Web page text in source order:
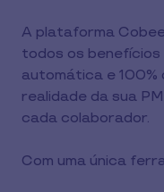
A plataforma
todos os
automática e 100%
realidade da sua
cada colaborador.
Com uma única